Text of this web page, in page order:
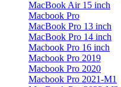
MacBook Air 15 inch
Macbook Pro
MacBook Pro 13 inch
MacBook Pro 14 inch
Macbook Pro 16 inch
Macbook Pro 2019
Macbook Pro 2020
Macbook Pro 2021-M1